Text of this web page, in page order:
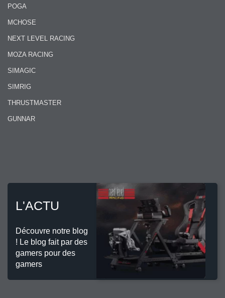
POGA
MCHOSE
NEXT LEVEL RACING
MOZA RACING
SIMAGIC
SIMRIG
THRUSTMASTER
GUNNAR
L'ACTU
Découvre notre blog
! Le blog fait par des
gamers pour des
gamers